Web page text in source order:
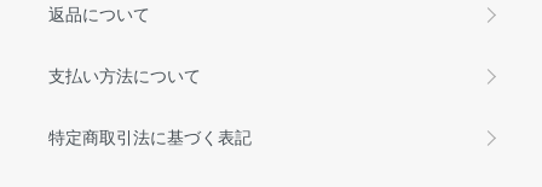
返品について
支払い方法について
特定商取引法に基づく表記